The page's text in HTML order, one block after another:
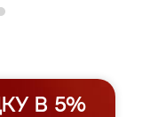
В 5%